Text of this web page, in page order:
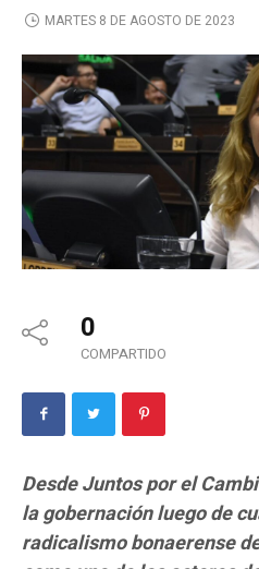
MARTES 8 DE AGOSTO DE 2023
0
COMPARTIDO
Desde Juntos por el
la gobernación luego de
radicalismo bonaerense